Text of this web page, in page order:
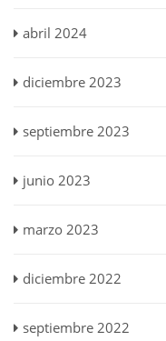
abril 2024
diciembre 2023
septiembre 2023
junio 2023
marzo 2023
diciembre 2022
septiembre 2022